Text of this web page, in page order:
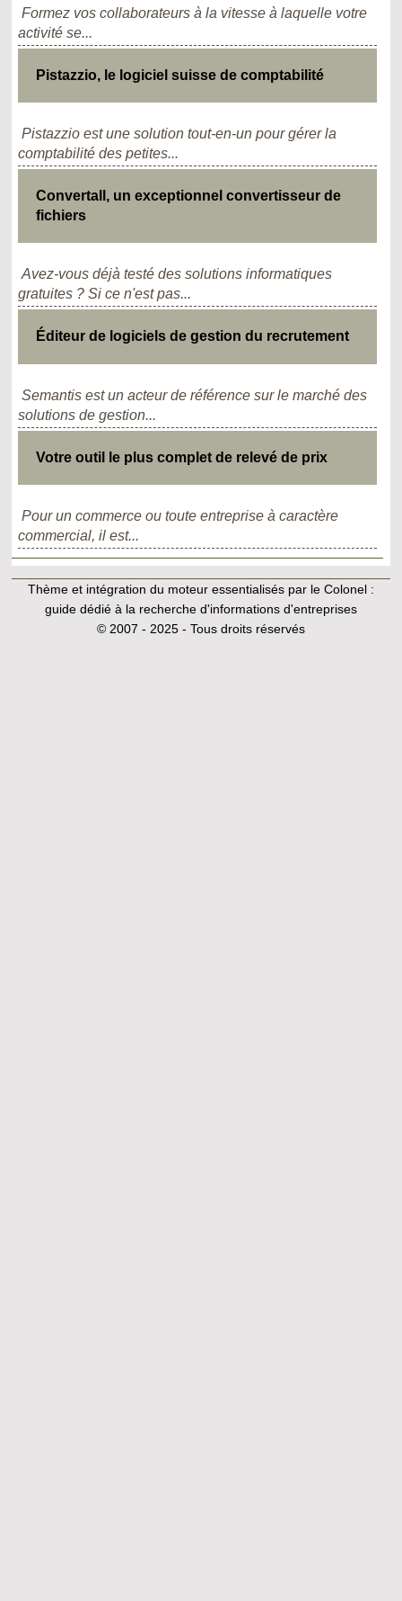
Formez vos collaborateurs à la vitesse à laquelle votre
activité se...
Pistazzio, le logiciel suisse de comptabilité
Pistazzio est une solution tout-en-un pour gérer la
comptabilité des petites...
Convertall, un exceptionnel convertisseur de
fichiers
Avez-vous déjà testé des solutions informatiques
gratuites ? Si ce n'est pas...
Éditeur de logiciels de gestion du recrutement
Semantis est un acteur de référence sur le marché des
solutions de gestion...
Votre outil le plus complet de relevé de prix
Pour un commerce ou toute entreprise à caractère
commercial, il est...
Thème et intégration du moteur essentialisés par le Colonel :
guide dédié à la recherche d'informations d'entreprises
© 2007 - 2025 - Tous droits réservés